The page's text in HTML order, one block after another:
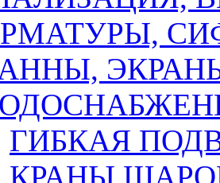
ГИБКАЯ